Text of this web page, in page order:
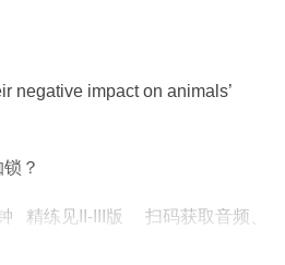
negative impact on animals’
？
精练见II-III版 扫码获取音频、